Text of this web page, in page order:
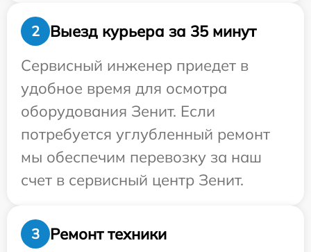
2
Выезд курьера за 35 минут
Сервисный инженер приедет в
удобное время для осмотра
оборудования Зенит. Если
потребуется углубленный ремонт
мы обеспечим перевозку за наш
счет в сервисный центр Зенит.
3 Ремонт техники